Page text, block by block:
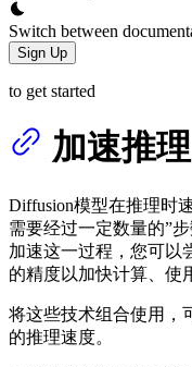
Switch between
Sign Up
to get started
加速推理
Diffusion模型在推理时
需要经过一定数量的”
加速这一过程，您可以
的精度以加快计算、使
将这些技术组合使用，
的推理速度。